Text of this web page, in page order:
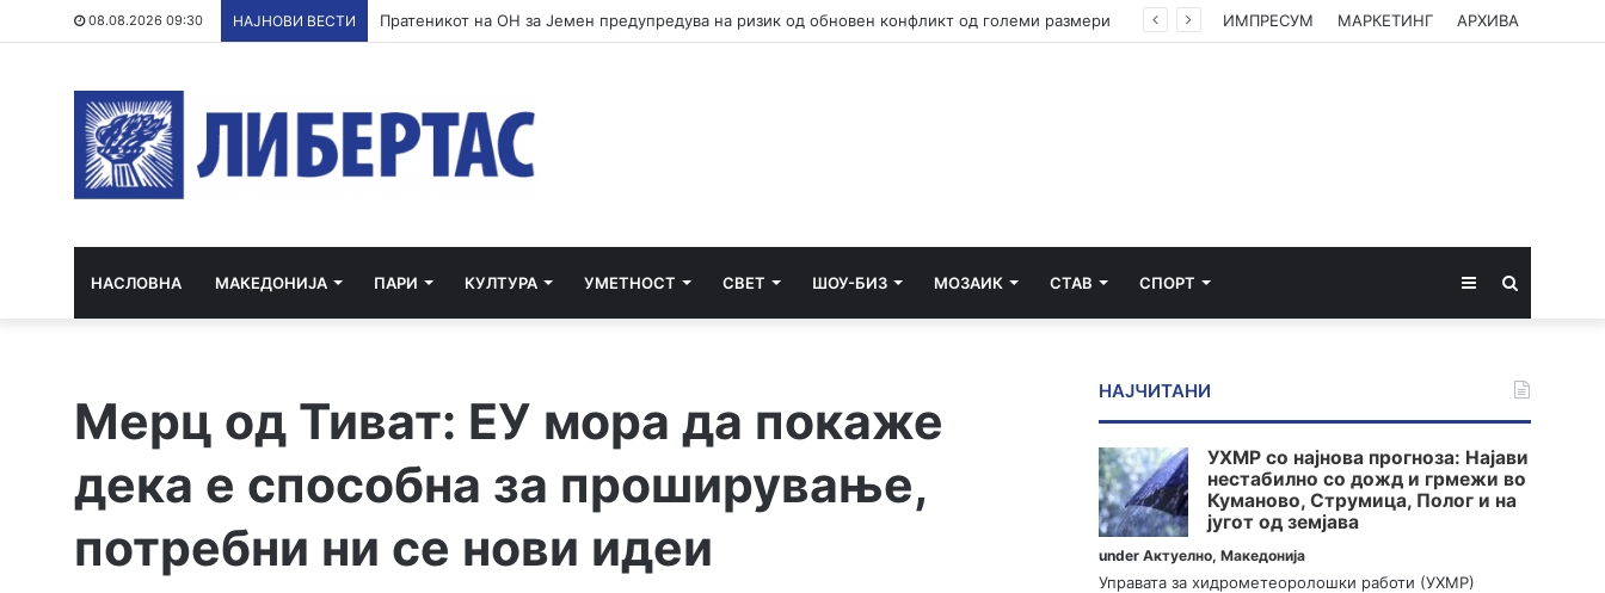
08.08.2026 09:30 НАЈНОВИ ВЕСТИ Пратеникот на ОН за Јемен предупредува на ризик од обновен конфликт од големи размери ИМПРЕСУМ МАРКЕТИНГ АРХИВА
НАСЛОВНА МАКЕДОНИЈА ПАРИ КУЛТУРА УМЕТНОСТ СВЕТ ШОУ-БИЗ МОЗАИК СТАВ СПОРТ Sidebar
Мерц од Тиват: ЕУ мора да покаже
дека е способна за проширување,
потребни ни се нови идеи
НАЈЧИТАНИ
УХМР со најнова прогноза: Најави
нестабилно со дожд и грмежи во
Куманово, Струмица, Полог и на
југот од земјава
underАктуелно,Македонија
Управата за хидрометеоролошки работи (УХМР)